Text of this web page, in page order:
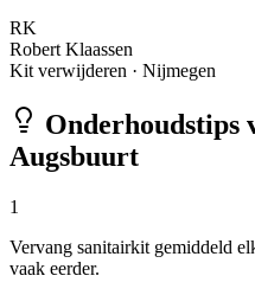
RK
Robert Klaassen
Kit verwijderen · Nijmegen
Onderhoudstips
Augsbuurt
1
Vervang sanitairkit gemiddeld
vaak eerder.